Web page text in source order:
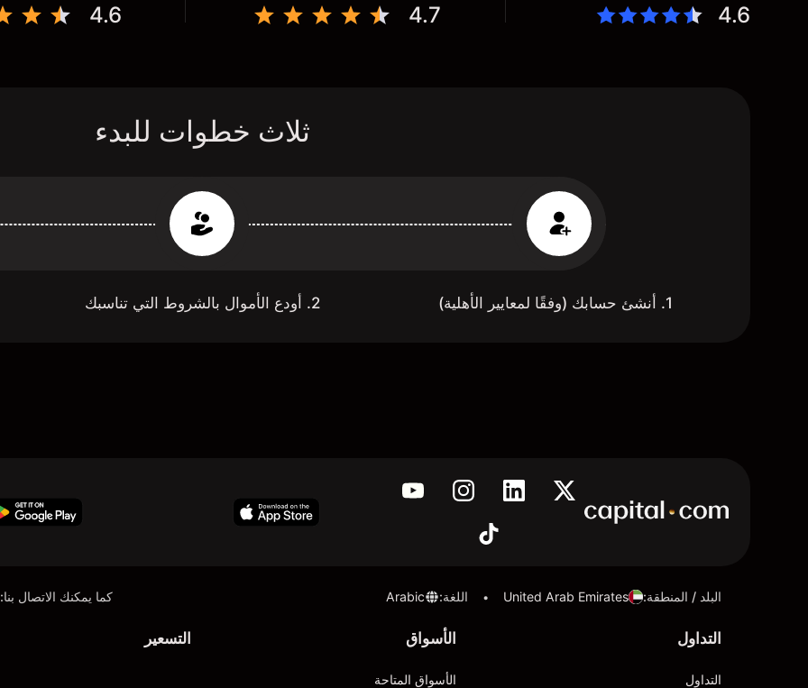
4.6
4.7
4.6
ثلاث خطوات للبدء
1. أنشئ حسابك (وفقًا لمعايير الأهلية) 2. أودع الأموال بالشروط التي تناسبك
البلد / المنطقة:
United Arab Emirates
• اللغة:
Arabic كما يمكنك الاتصال بنا:
التداول
التداول
الأسواق
الأسواق المتاحة
التسعير